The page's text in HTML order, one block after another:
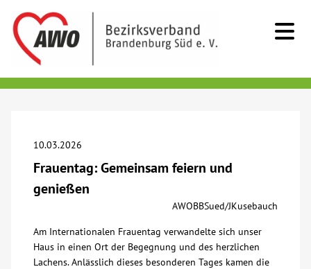
Menschen mit Behinderung
Begegnung
10.03.2026
Frauentag: Gemeinsam feiern und
genießen
AWOBBSued/JKusebauch
Am Internationalen Frauentag verwandelte sich unser
Haus in einen Ort der Begegnung und des herzlichen
Lachens. Anlässlich dieses besonderen Tages kamen die